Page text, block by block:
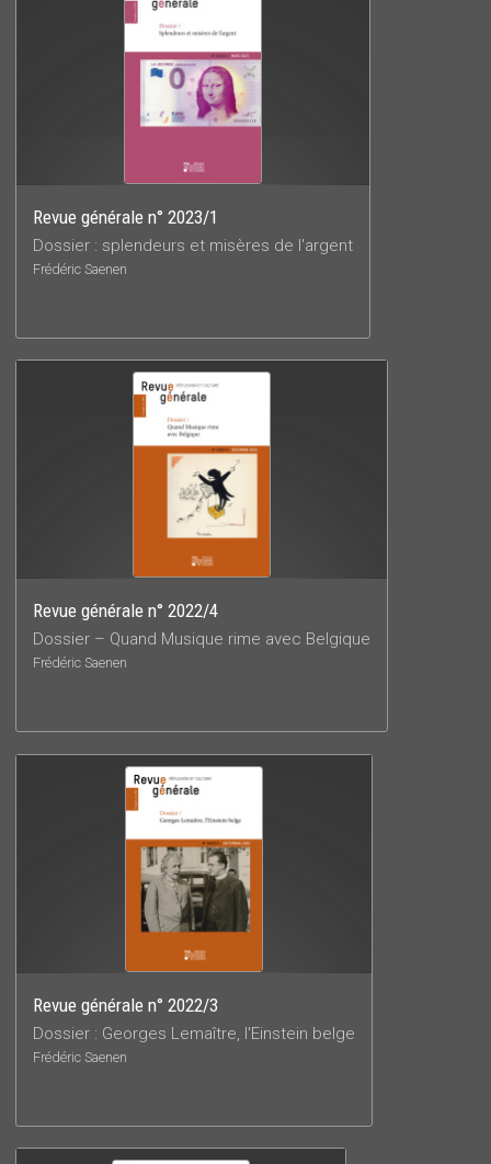
Revue générale n° 2023/1
Dossier : splendeurs et misères de l'argent
Frédéric Saenen
Revue générale n° 2022/4
Dossier – Quand Musique rime avec Belgique
Frédéric Saenen
Revue générale n° 2022/3
Dossier : Georges Lemaître, l'Einstein belge
Frédéric Saenen